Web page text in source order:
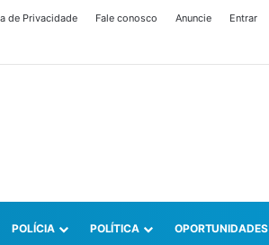
de Privacidade Fale conosco Anuncie Entrar
POLÍCIA POLÍTICA OPORTUNIDADES